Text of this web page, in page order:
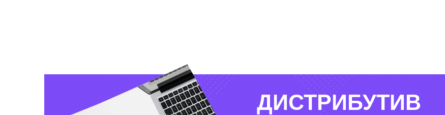
ДИСТРИБУТИВ